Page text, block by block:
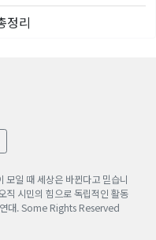
정리
모일 때 세상은 바뀐다고 믿습니
직 시민의 힘으로 독립적인 활동
대. Some Rights Reserved